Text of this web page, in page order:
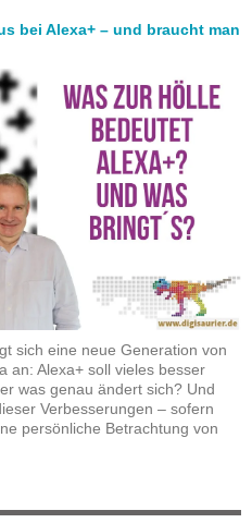
bei Alexa+ – und braucht man
sich eine neue Generation von
an: Alexa+ soll vieles besser
was genau ändert sich? Und
Verbesserungen – sofern
persönliche Betrachtung von